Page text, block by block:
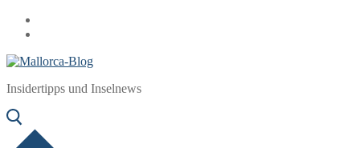
Zum
Inhalt
Menü
Schließen
Insidertipps und Inselnews